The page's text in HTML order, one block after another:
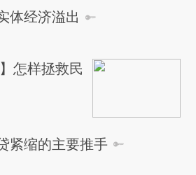
体经济溢出
怎样拯救民
紧缩的主要推手